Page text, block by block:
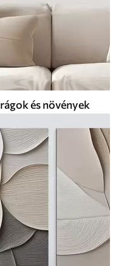
és növények